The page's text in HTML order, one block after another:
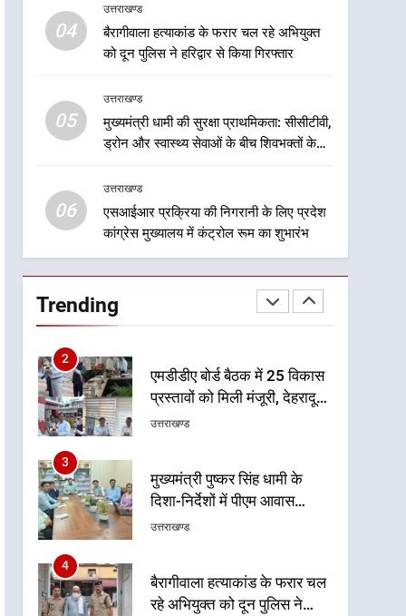
04
उत्तराखण्ड
बैरागीवाला हत्याकांड के फरार चल रहे अभियुक्त
को दून पुलिस ने हरिद्वार से किया गिरफ्तार
05
उत्तराखण्ड
मुख्यमंत्री धामी की सुरक्षा प्राथमिकता: सीसीटीवी,
ड्रोन और स्वास्थ्य सेवाओं के बीच शिवभक्तों के
06
उत्तराखण्ड
एसआईआर प्रक्रिया की निगरानी के लिए प्रदेश
कांग्रेस मुख्यालय में कंट्रोल रूम का शुभारंभ
Trending
7
सड़क सुरक्षा पर डीएम का सख्त
उत्तराखण्ड
और सांस्कृतिक गतिविधियों के
विस्तार पर हुई चर्चा
उत्तराखण्ड
1
भारी से बहुत भारी वर्षा की चेतावनी
के बीच जिला प्रशासन अलर्ट, सभी
विभागों को हाई अलर्ट पर रहने के
2
एमडीडीए बोर्ड बैठक में 25 विकास
प्रस्तावों को मिली मंजूरी, देहरादून-
मसूरी के नियोजित विकास को
उत्तराखण्ड
3
मुख्यमंत्री पुष्कर सिंह धामी के
दिशा-निर्देशों में पीएम आवास
योजना (शहरी) की प्रगति की हुई
उत्तराखण्ड
4
बैरागीवाला हत्याकांड के फरार चल
रहे अभियुक्त को दून पुलिस ने